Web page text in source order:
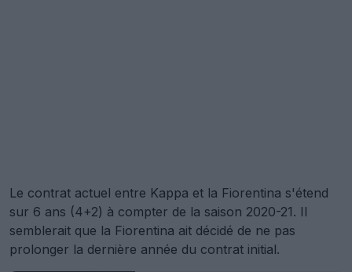
Le contrat actuel entre Kappa et la Fiorentina s'étend
sur 6 ans (4+2) à compter de la saison 2020-21. Il
semblerait que la Fiorentina ait décidé de ne pas
prolonger la dernière année du contrat initial.